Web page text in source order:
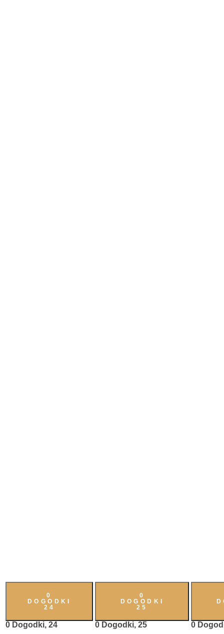
0
DOGODKI
24
0 Dogodki, 24
0
DOGODKI
25
0 Dogodki, 25 0